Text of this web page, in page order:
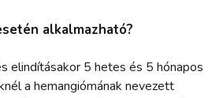
alkalmazható?
elindításakor 5 hetes és 5 hónapos
a hemangiómának nevezett